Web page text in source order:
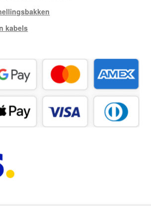
kabels